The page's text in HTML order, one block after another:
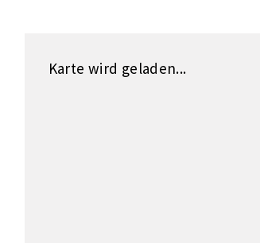
Karte wird geladen...